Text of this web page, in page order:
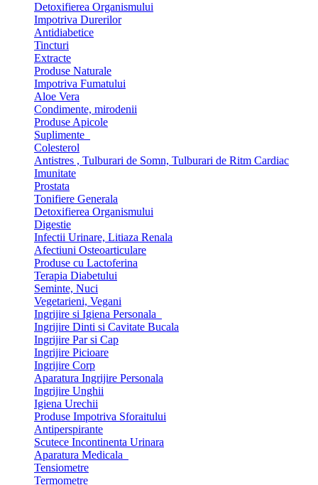
Detoxifierea Organismului
Impotriva Durerilor
Antidiabetice
Tincturi
Extracte
Produse Naturale
Impotriva Fumatului
Aloe Vera
Condimente, mirodenii
Produse Apicole
Suplimente
Colesterol
Antistres , Tulburari de Somn, Tulburari de Ritm Cardiac
Imunitate
Prostata
Tonifiere Generala
Detoxifierea Organismului
Digestie
Infectii Urinare, Litiaza Renala
Afectiuni Osteoarticulare
Produse cu Lactoferina
Terapia Diabetului
Seminte, Nuci
Vegetarieni, Vegani
Ingrijire si Igiena Personala
Ingrijire Dinti si Cavitate Bucala
Ingrijire Par si Cap
Ingrijire Picioare
Ingrijire Corp
Aparatura Ingrijire Personala
Ingrijire Unghii
Igiena Urechii
Produse Impotriva Sforaitului
Antiperspirante
Scutece Incontinenta Urinara
Aparatura Medicala
Tensiometre
Termometre